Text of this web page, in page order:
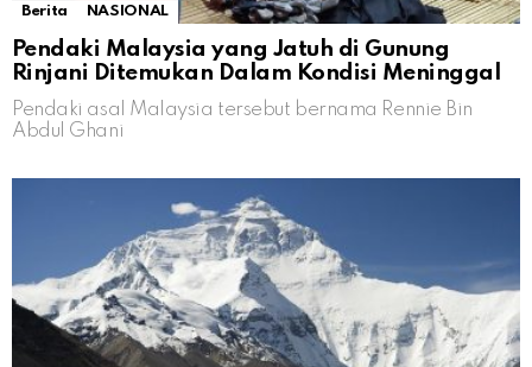
Berita NASIONAL
Pendaki Malaysia yang Jatuh di Gunung
Rinjani Ditemukan Dalam Kondisi Meninggal
Pendaki asal Malaysia tersebut bernama Rennie Bin
Abdul Ghani